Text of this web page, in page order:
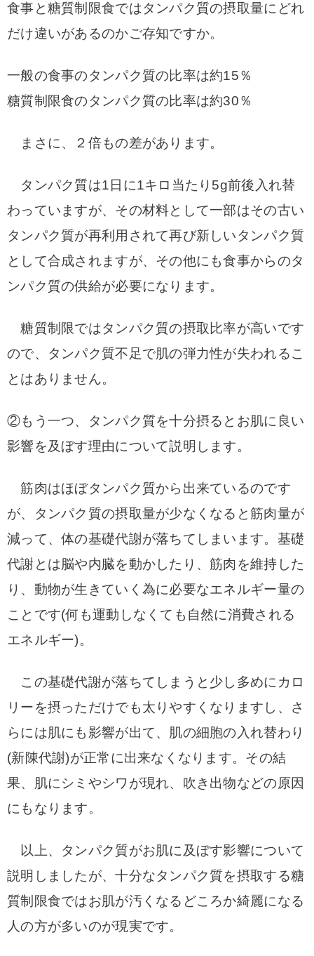
食事と糖質制限食ではタンパク質の摂取量にどれ
だけ違いがあるのかご存知ですか。
一般の食事のタンパク質の比率は約15％
糖質制限食のタンパク質の比率は約30％
まさに、２倍もの差があります。
タンパク質は1日に1キロ当たり5g前後入れ替
わっていますが、その材料として一部はその古い
タンパク質が再利用されて再び新しいタンパク質
として合成されますが、その他にも食事からのタ
ンパク質の供給が必要になります。
糖質制限ではタンパク質の摂取比率が高いです
ので、タンパク質不足で肌の弾力性が失われるこ
とはありません。
②もう一つ、タンパク質を十分摂るとお肌に良い
影響を及ぼす理由について説明します。
筋肉はほぼタンパク質から出来ているのです
が、タンパク質の摂取量が少なくなると筋肉量が
減って、体の基礎代謝が落ちてしまいます。 基礎
代謝とは脳や内臓を動かしたり、筋肉を維持した
り、動物が生きていく為に必要なエネルギー量の
ことです(何も運動しなくても自然に消費される
エネルギー)。
この基礎代謝が落ちてしまうと少し多めにカロ
リーを摂っただけでも太りやすくなりますし、
さ
らには肌にも影響が出て、肌の細胞の入れ替わり
(新陳代謝)が正常に出来なくなります。 その結
果、肌にシミやシワが現れ、吹き出物などの原因
にもなります。
以上、タンパク質がお肌に及ぼす影響について
説明しましたが、十分なタンパク質を摂取する糖
質制限食ではお肌が汚くなるどころか綺麗になる
人の方が多いのが現実です。